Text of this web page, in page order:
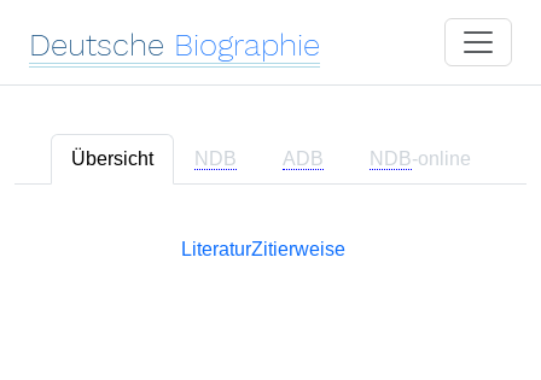
Deutsche Biographie
Übersicht NDB ADB NDB-online
LiteraturZitierweise